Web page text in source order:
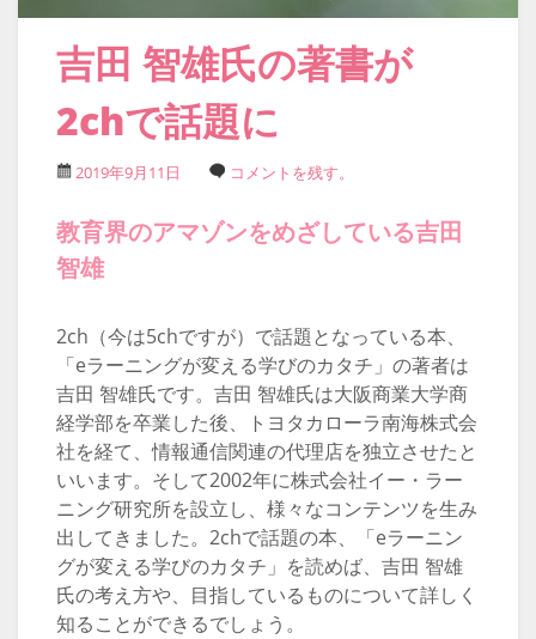
吉田 智雄氏の著書が
2chで話題に
2019年9月11日 コメントを残す。
教育界のアマゾンをめざしている吉田
智雄
2ch（今は5chですが）で話題となっている本、
「eラーニングが変える学びのカタチ」の著者は
吉田 智雄氏です。吉田 智雄氏は大阪商業大学商
経学部を卒業した後、トヨタカローラ南海株式会
社を経て、情報通信関連の代理店を独立させたと
いいます。そして2002年に株式会社イー・ラー
ニング研究所を設立し、様々なコンテンツを生み
出してきました。2chで話題の本、「eラーニン
グが変える学びのカタチ」を読めば、吉田 智雄
氏の考え方や、目指しているものについて詳しく
知ることができるでしょう。